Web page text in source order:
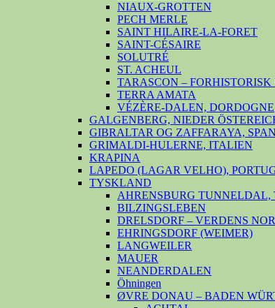
NIAUX-GROTTEN
PECH MERLE
SAINT HILAIRE-LA-FORET
SAINT-CÉSAIRE
SOLUTRÉ
ST. ACHEUL
TARASCON – FORHISTORISK
TERRA AMATA
VÉZÈRE-DALEN, DORDOGNE
GALGENBERG, NIEDER
GIBRALTAR OG ZAFFARAYA,
GRIMALDI-HULERNE, ITALIEN
KRAPINA
LAPEDO (LAGAR VELHO),
TYSKLAND
AHRENSBURG
BILZINGSLEBEN
DRELSDORF – VERDENS
EHRINGSDORF (WEIMER)
LANGWEILER
MAUER
NEANDERDALEN
Öhningen
ØVRE DONAU – BADEN